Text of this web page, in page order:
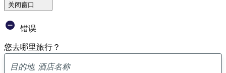
关闭窗口
错误
您去哪里旅行？